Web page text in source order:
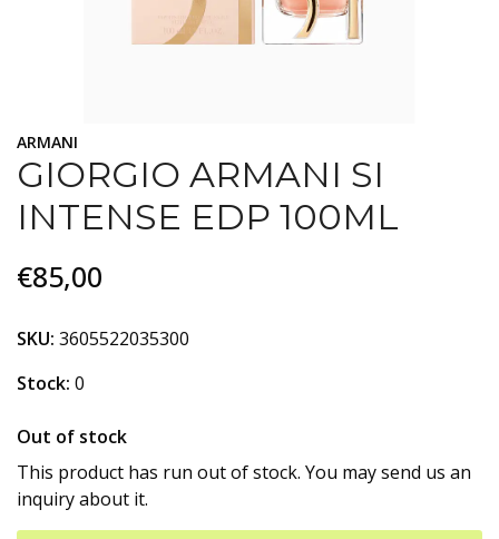
ARMANI
GIORGIO ARMANI SI
INTENSE EDP 100ML
€85,00
SKU: 3605522035300
Stock: 0
Out of stock
This product has run out of stock. You may send us an
inquiry about it.